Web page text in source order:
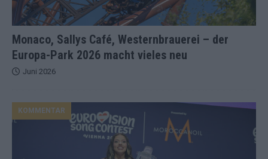
Monaco, Sallys Café, Westernbrauerei – der
Europa-Park 2026 macht vieles neu
Juni 2026
KOMMENTAR